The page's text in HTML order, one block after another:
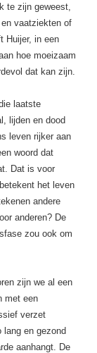
te zijn geweest,
vaatziekten of
Huijer, in een
hoe moeizaam
dat kan zijn.
laatste
lijden en dood
leven rijker aan
woord dat
Dat is voor
het leven
andere
anderen? De
zou ook om
zijn we al een
met een
verzet
lang en gezond
aanhangt. De